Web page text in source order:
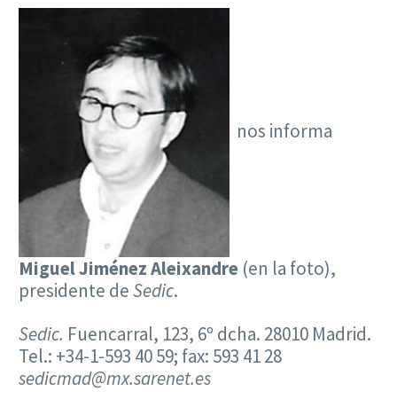
nos informa
Miguel Jiménez Aleixandre (en la foto),
presidente deSedic.
Sedic. Fuencarral, 123, 6º dcha. 28010 Madrid.
Tel.: +34-1-593 40 59; fax: 593 41 28
sedicmad@mx.sarenet.es